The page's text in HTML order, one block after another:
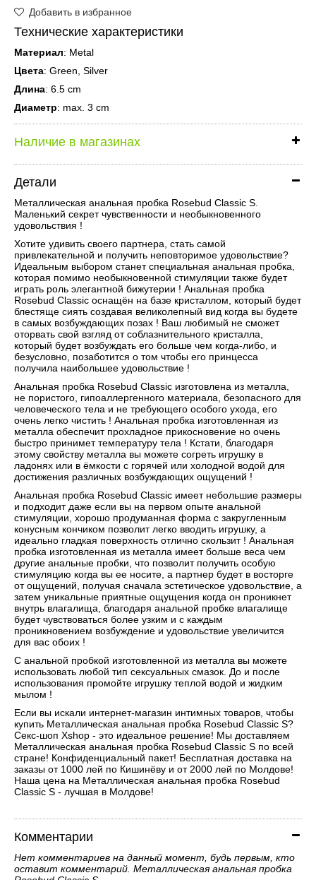
Добавить в избранное
Технические характеристики
Материал: Metal
Цвета: Green, Silver
Длина: 6.5 cm
Диаметр: max. 3 cm
Наличие в магазинах
Детали
Металлическая анальная пробка Rosebud Classic S.
Маленький секрет чувственности и необыкновенного
удовольствия !
Хотите удивить своего партнера, стать самой
привлекательной и получить неповторимое удовольствие?
Идеальным выбором станет специальная анальная пробка,
которая помимо необыкновенной стимуляции также будет
играть роль элегантной бижутерии ! Анальная пробка
Rosebud Classic оснащён на базе кристаллом, который будет
блестяще сиять создавая великолепный вид когда вы будете
в самых возбуждающих позах ! Ваш любимый не сможет
оторвать свой взгляд от соблазнительного кристалла,
который будет возбуждать его больше чем когда-либо, и
безусловно, позаботится о том чтобы его принцесса
получила наибольшее удовольствие !
Анальная пробка Rosebud Classic изготовлена из металла,
не пористого, гипоаллергенного материала, безопасного для
человеческого тела и не требующего особого ухода, его
очень легко чистить ! Анальная пробка изготовленная из
металла обеспечит прохладное прикосновение но очень
быстро принимет температуру тела ! Кстати, благодаря
этому свойству металла вы можете согреть игрушку в
ладонях или в ёмкости с горячей или холодной водой для
достижения различных возбуждающих ощущений !
Анальная пробка Rosebud Classic имеет небольшие размеры
и подходит даже если вы на первом опыте анальной
стимуляции, хорошо продуманная форма с закругленным
конусным кончиком позволит легко вводить игрушку, а
идеально гладкая поверхность отлично скользит ! Анальная
пробка изготовленная из металла имеет больше веса чем
другие анальные пробки, что позволит получить особую
стимуляцию когда вы ее носите, а партнер будет в восторге
от ощущений, получая сначала эстетическое удовольствие, а
затем уникальные приятные ощущения когда он проникнет
внутрь влагалища, благодаря анальной пробке влагалище
будет чувствоваться более узким и с каждым
проникновением возбуждение и удовольствие увеличится
для вас обоих !
С анальной пробкой изготовленной из металла вы можете
использовать любой тип сексуальных смазок. До и после
использования промойте игрушку теплой водой и жидким
мылом !
Если вы искали интернет-магазин интимных товаров, чтобы
купить Металлическая анальная пробка Rosebud Classic S?
Секс-шоп Xshop - это идеальное решение! Мы доставляем
Металлическая анальная пробка Rosebud Classic S по всей
стране! Конфиденциальный пакет! Бесплатная доставка на
заказы от 1000 лей по Кишинёву и от 2000 лей по Молдове!
Наша цена на Металлическая анальная пробка Rosebud
Classic S - лучшая в Молдове!
Комментарии
Нет комментариев на данный момент, будь первым, кто
оставит комментарий. Металлическая анальная пробка